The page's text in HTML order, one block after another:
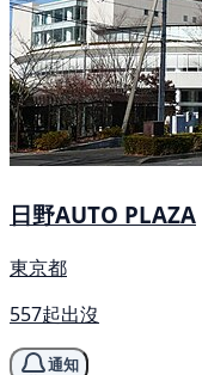
日野AUTO PLAZA
東京都
557起出沒
通知